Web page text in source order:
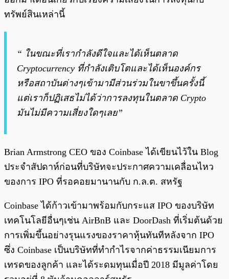
ทรัพย์สินเหล่านี้
“ ในขณะที่เรากำลังดีใจและได้เห็นตลาด
Cryptocurrency ที่กำลังเติบโตและได้เห็นองค์กร
หรือสถาบันต่างๆเข้ามามีส่วนร่วมในขาขึ้นครั้งนี้
แต่เราก็ปฏิเสธไม่ได้ว่าการลงทุนในตลาด Crypto
มันไม่มีความเสี่ยงใดๆเลย”
Brian Armstrong CEO ของ Coinbase ได้เขียนไว้ใน Blog
ประจำสัปดาห์ก่อนที่บริษัทจะประกาศความเคลื่อนไหว
ของการ IPO ที่รอคอยมานานกับ ก.ล.ต. สหรัฐ
Coinbase ได้ก้าวเข้ามาพร้อมกับกระแส IPO ของบริษัท
เทคโนโลยีอื่นๆเช่น AirBnB และ DoorDash ที่เริ่มต้นด้วย
การเพิ่มขึ้นอย่างรุนแรงของราคาหุ้นทันทีหลังจาก IPO
ซึ่ง Coinbase เป็นบริษัทที่ทำกำไรจากค่าธรรมเนียมการ
เทรดของลูกค้า และได้ระดมทุนเมื่อปี 2018 มีมูลค่าโดย